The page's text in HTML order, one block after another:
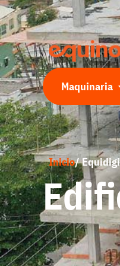
Maquinaria
Inicio/